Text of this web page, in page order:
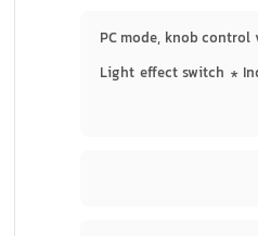
PC mode, knob
Light effect switch *